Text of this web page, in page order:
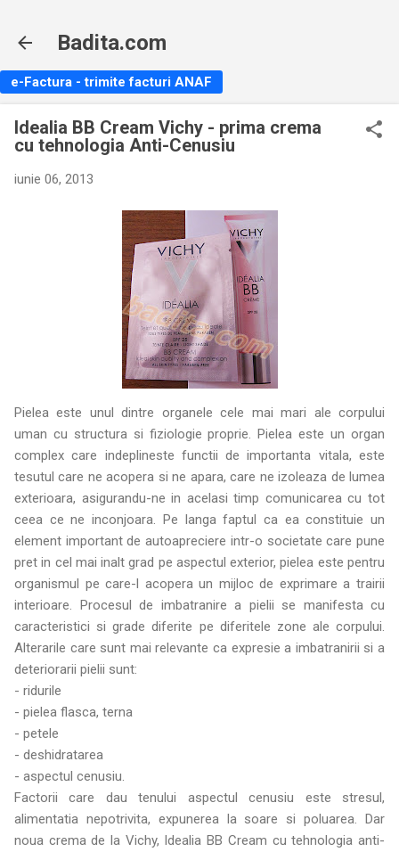
Badita.com
e-Factura - trimite facturi ANAF
Idealia BB Cream Vichy - prima crema
cu tehnologia Anti-Cenusiu
iunie 06, 2013
Pielea este unul dintre organele cele mai mari ale corpului
uman cu structura si fiziologie proprie. Pielea este un organ
complex care indeplineste functii de importanta vitala, este
tesutul care ne acopera si ne apara, care ne izoleaza de lumea
exterioara, asigurandu-ne in acelasi timp comunicarea cu tot
ceea ce ne inconjoara. Pe langa faptul ca ea constituie un
element important de autoapreciere intr-o societate care pune
pret in cel mai inalt grad pe aspectul exterior, pielea este pentru
organismul pe care-l acopera un mijloc de exprimare a trairii
interioare. Procesul de imbatranire a pielii se manifesta cu
caracteristici si grade diferite pe diferitele zone ale corpului.
Alterarile care sunt mai relevante ca expresie a imbatranirii si a
deteriorarii pielii sunt:
- ridurile
- pielea flasca, terna
- petele
- deshidratarea
- aspectul cenusiu.
Factorii care dau tenului aspectul cenusiu este stresul,
alimentatia nepotrivita, expunerea la soare si poluarea. Dar
noua crema de la Vichy, Idealia BB Cream cu tehnologia anti-